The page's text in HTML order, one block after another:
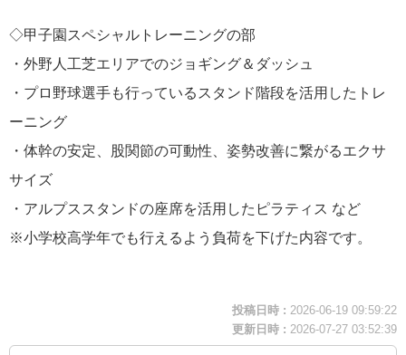
◇甲子園スペシャルトレーニングの部
・外野人工芝エリアでのジョギング＆ダッシュ
・プロ野球選手も行っているスタンド階段を活用したトレ
ーニング
・体幹の安定、股関節の可動性、姿勢改善に繋がるエクサ
サイズ
・アルプススタンドの座席を活用したピラティス など
※小学校高学年でも行えるよう負荷を下げた内容です。
投稿日時 : 2026-06-19 09:59:22
更新日時 : 2026-07-27 03:52:39